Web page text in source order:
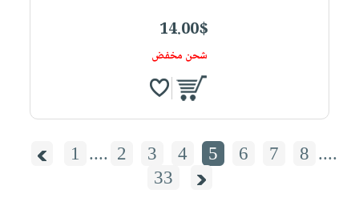
14.00$
شحن مخفض
1 .... 2 3 4 5 6 7 8 ....
33